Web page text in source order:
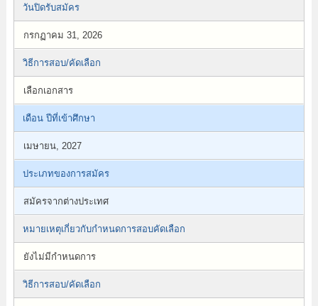
วันปิดรับสมัคร
กรกฏาคม 31, 2026
วิธีการสอบ/คัดเลือก
เลือกเอกสาร
เดือน ปีที่เข้าศึกษา
เมษายน, 2027
ประเภทของการสมัคร
สมัครจากต่างประเทศ
หมายเหตุเกี่ยวกับกำหนดการสอบคัดเลือก
ยังไม่มีกำหนดการ
วิธีการสอบ/คัดเลือก